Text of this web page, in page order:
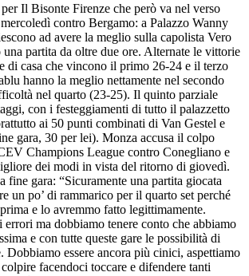
Il Bisonte Firenze che però va nel verso
contro Bergamo: a Palazzo Wanny
ad avere la meglio sulla capolista Vero
partita da oltre due ore. Alternate le vittorie
di casa che vincono il primo 26-24 e il terzo
hanno la meglio nettamente nel secondo
nel quarto (23-25). Il quinto parziale
con i festeggiamenti di tutto il palazzetto
ai 50 punti combinati di Van Gestel e
gara, 30 per lei). Monza accusa il colpo
Champions League contro Conegliano e
dei modi in vista del ritorno di giovedì.
fine gara: “Sicuramente una partita giocata
un po’ di rammarico per il quarto set perché
e lo avremmo fatto legittimamente.
ma dobbiamo tenere conto che abbiamo
e con tutte queste gare le possibilità di
Dobbiamo essere ancora più cinici, aspettiamo
facendoci toccare e difendere tanti